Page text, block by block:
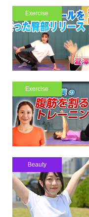
Exercise
Exercise
Beauty